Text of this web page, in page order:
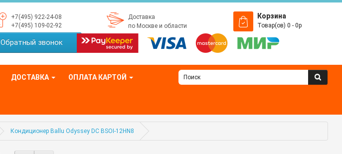
+7(495) 922-24-08
+7(495) 109-02-92
Обратный звонок
Доставка
по Москве и области
Корзина
Товар(ов) 0 - 0р
ДОСТАВКА ОПЛАТА КАРТОЙ
Кондиционер Ballu Odyssey DС BSOI-12HN8